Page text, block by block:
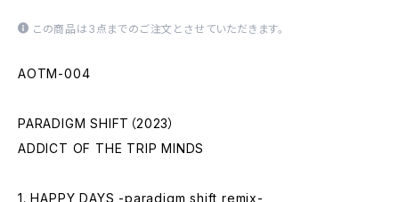
この商品は3点までのご注文とさせていただきます。
AOTM-004
PARADIGM SHIFT（2023）
ADDICT OF THE TRIP MINDS
1. HAPPY DAYS -paradigm shift remix-